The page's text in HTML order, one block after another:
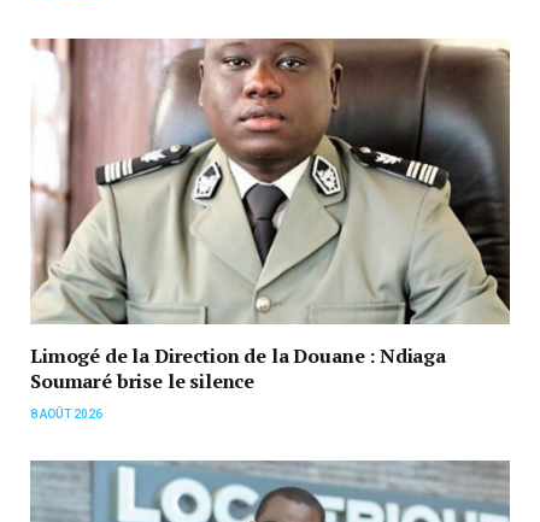
Limogé de la Direction de la Douane : Ndiaga
Soumaré brise le silence
8 AOÛT 2026